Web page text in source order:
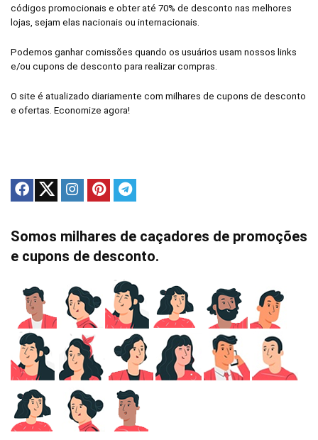
códigos promocionais e obter até 70% de desconto nas melhores
lojas, sejam elas nacionais ou internacionais.
Podemos ganhar comissões quando os usuários usam nossos links
e/ou cupons de desconto para realizar compras.
O site é atualizado diariamente com milhares de cupons de desconto
e ofertas. Economize agora!
Somos milhares de caçadores de promoções
e cupons de desconto.